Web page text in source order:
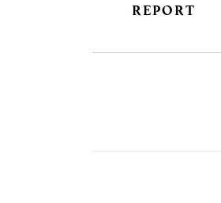
REPORT